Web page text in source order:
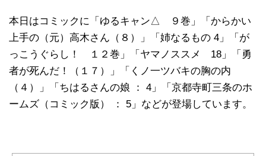
本日はコミックに「ゆるキャン△ ９巻」「からかい
上手の（元）高木さん（８）」「姉なるもの 4」「が
っこうぐらし！ １２巻」「ヤマノススメ 18」「勇
者が死んだ！（１７）」「くノ一ツバキの胸の内
（４）」「ちはるさんの娘 ： 4」「京都寺町三条のホ
ームズ（コミック版） ： 5」などが登場しています。